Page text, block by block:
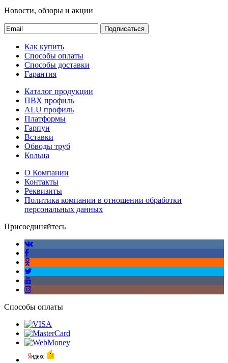
Новости, обзоры и акции
Подписаться
Как купить
Способы оплаты
Способы доставки
Гарантия
Каталог продукции
ПВХ профиль
ALU профиль
Платформы
Гарпун
Вставки
Обводы труб
Кольца
О Компании
Контакты
Реквизиты
Политика компании в отношении обработки
персональных данных
Присоединяйтесь
Способы оплаты